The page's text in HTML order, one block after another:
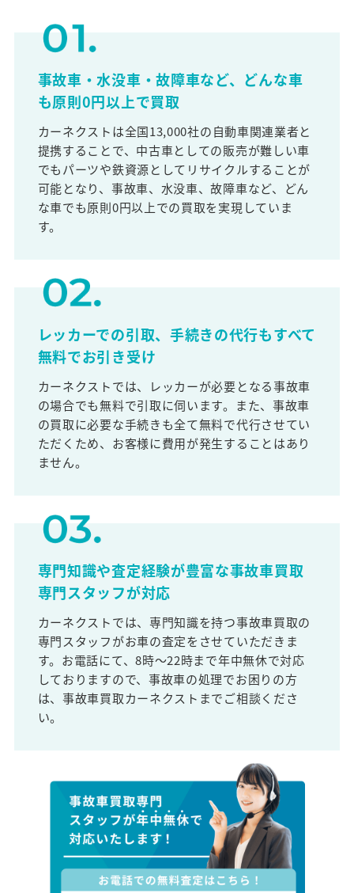
事故車・水没車・故障車など、どんな車
も原則0円以上で買取
カーネクストは全国13,000社の自動車関連業者と
提携することで、中古車としての販売が難しい車
でもパーツや鉄資源としてリサイクルすることが
可能となり、事故車、水没車、故障車など、どん
な車でも原則0円以上での買取を実現していま
す。
レッカーでの引取、手続きの代行もすべて
無料でお引き受け
カーネクストでは、レッカーが必要となる事故車
の場合でも無料で引取に伺います。また、事故車
の買取に必要な手続きも全て無料で代行させてい
ただくため、お客様に費用が発生することはあり
ません。
専門知識や査定経験が豊富な事故車買取
専門スタッフが対応
カーネクストでは、専門知識を持つ事故車買取の
専門スタッフがお車の査定をさせていただきま
す。お電話にて、8時～22時まで年中無休で対応
しておりますので、事故車の処理でお困りの方
は、事故車買取カーネクストまでご相談くださ
い。